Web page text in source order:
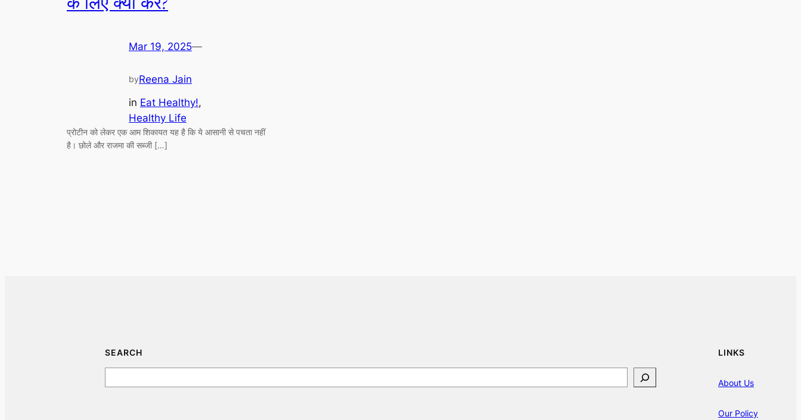
Mar 19, 2025—
byReena Jain
in Eat Healthy!
Healthy Life
प्रोटीन को लेकर एक आम शिकायत यह है कि ये आसानी से पचता नहीं
है। छोले और राजमा की सब्जी […]
SEARCH LINKS
About Us
Our Policy